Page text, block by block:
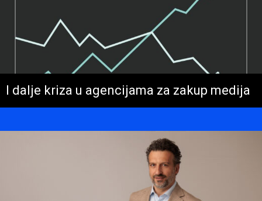
I dalje kriza u agencijama za zakup medija